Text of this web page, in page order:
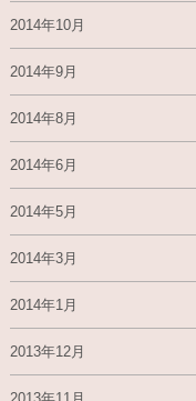
2014年10月
2014年9月
2014年8月
2014年6月
2014年5月
2014年3月
2014年1月
2013年12月